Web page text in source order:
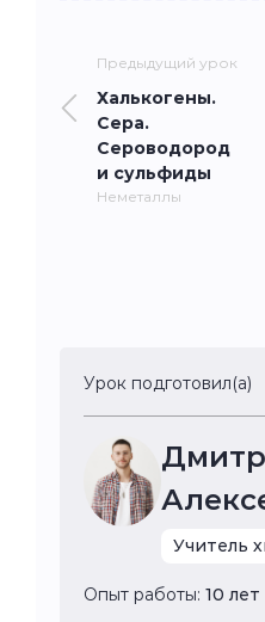
Предыдущий урок
Халькогены.
Сера.
Сероводород
и сульфиды
Неметаллы
Урок подготовил(а)
Учитель
Опыт работы: 10 лет